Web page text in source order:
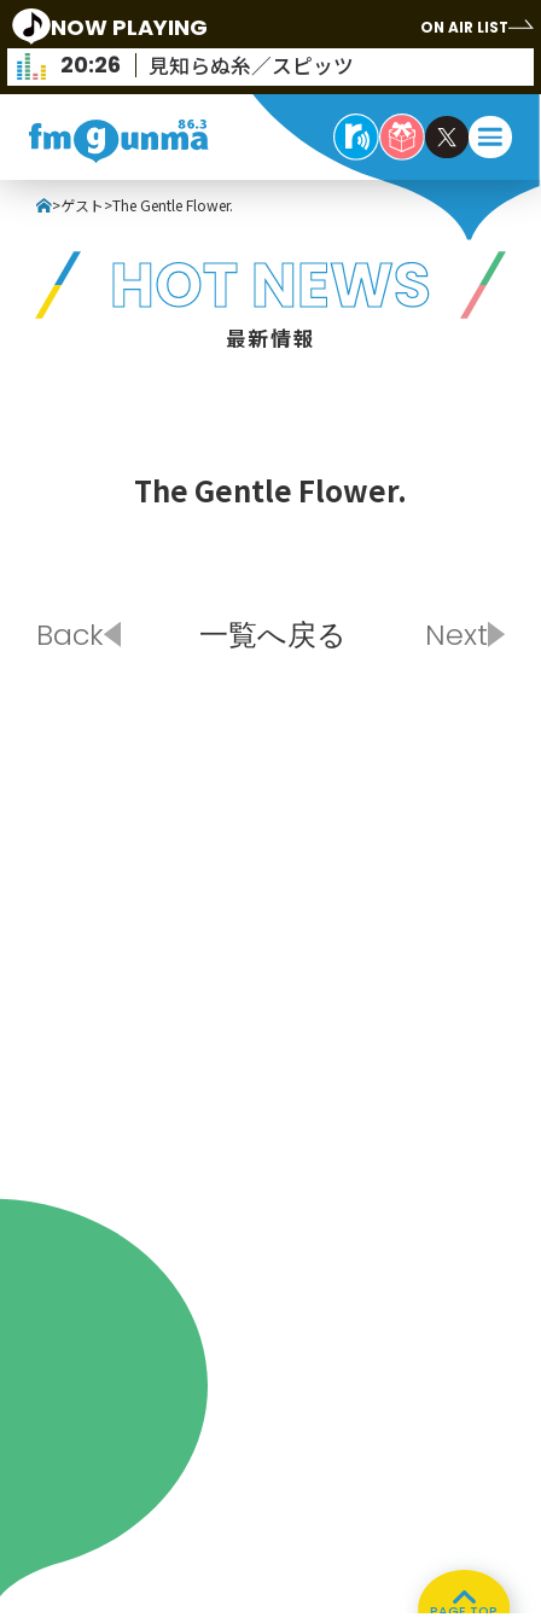
NOW PLAYING ON AIR LIST
20:26 見知らぬ糸／スピッツ
>ゲスト>The Gentle Flower.
HOT NEWS
最新情報
The Gentle Flower.
Back 一覧へ戻る Next
PAGE TOP